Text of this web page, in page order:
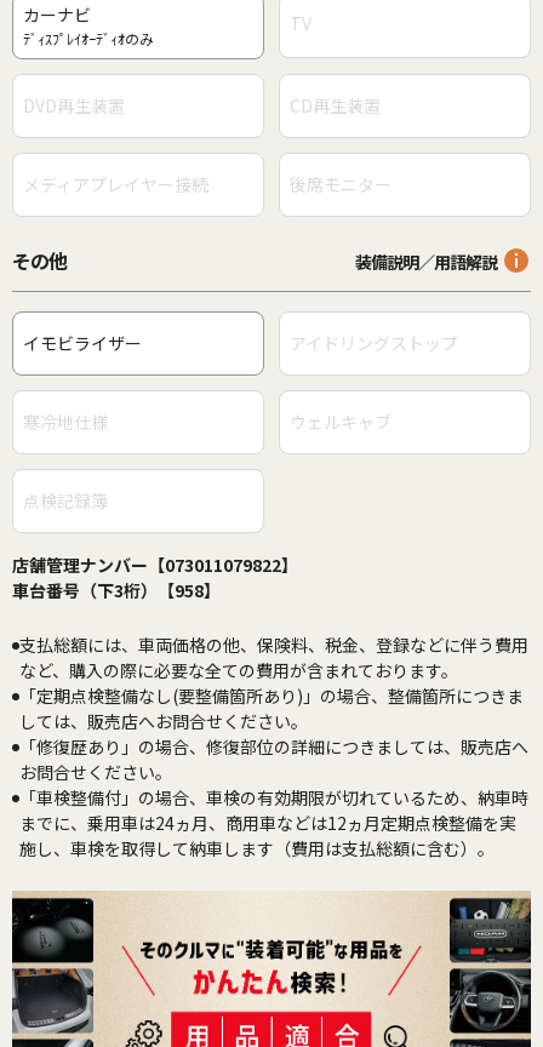
カーナビ
ﾃﾞｨｽﾌﾟﾚｲｵｰﾃﾞｨｵのみ
TV
DVD再生装置 CD再生装置
メディアプレイヤー接続 後席モニター
その他 装備説明／用語解説
イモビライザー アイドリングストップ
寒冷地仕様 ウェルキャブ
点検記録簿
店舗管理ナンバー【073011079822】
車台番号（下3桁）【958】
支払総額には、車両価格の他、保険料、税金、登録などに伴う費用
など、購入の際に必要な全ての費用が含まれております。
「定期点検整備なし(要整備箇所あり)」の場合、整備箇所につきま
しては、販売店へお問合せください。
「修復歴あり」の場合、修復部位の詳細につきましては、販売店へ
お問合せください。
「車検整備付」の場合、車検の有効期限が切れているため、納車時
までに、乗用車は24ヵ月、商用車などは12ヵ月定期点検整備を実
施し、車検を取得して納車します（費用は支払総額に含む）。